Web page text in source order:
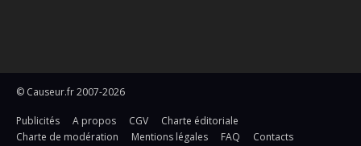
© Causeur.fr 2007-2026
Publicités A propos CGV
Charte éditoriale
Charte de modération
Mentions légales FAQ Contacts